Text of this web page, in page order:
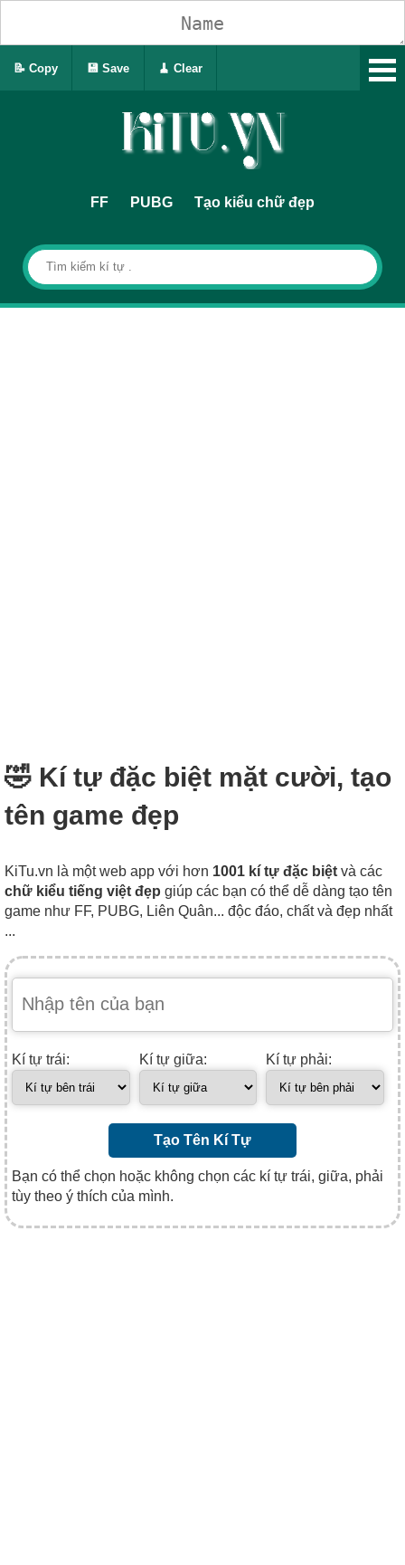
FF PUBG Tạo kiểu chữ đẹp
🤣 Kí tự đặc biệt mặt cười, tạo
tên game đẹp
KiTu.vn là một web app với hơn 1001 kí tự đặc biệt và các
chữ kiểu tiếng việt đẹp giúp các bạn có thể dễ dàng tạo tên
game như FF, PUBG, Liên Quân... độc đáo, chất và đẹp nhất
...
Kí tự trái: Kí tự giữa: Kí tự phải:
Tạo Tên Kí Tự
Bạn có thể chọn hoặc không chọn các kí tự trái, giữa, phải
tùy theo ý thích của mình.
📝 Copy 💾 Save 🧹 Clear